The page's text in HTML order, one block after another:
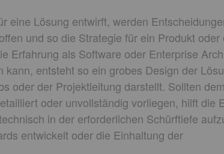
eine Lösung entwirft, werden
und so die Strategie für ein Produkt oder
Erfahrung als Software oder Enterprise
entsteht so ein grobes Design der
oder der Projektleitung darstellt. Sollten
oder unvollständig vorliegen, hilft die
in der erforderlichen Schürftiefe
entwickelt oder die Einhaltung der